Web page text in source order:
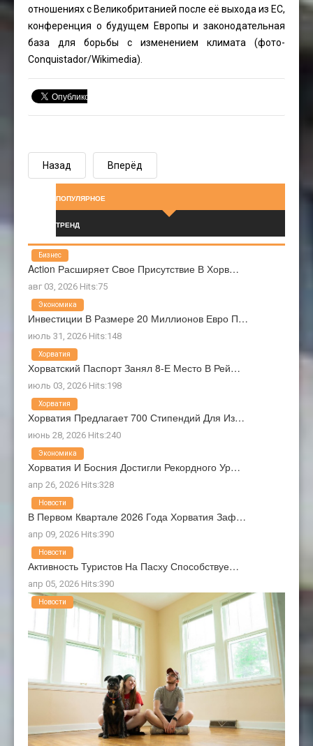
отношениях с Великобританией после её выхода из ЕС,
конференция о будущем Европы и законодательная
база для борьбы с изменением климата (фото-
Conquistador/Wikimedia).
Назад Вперёд
ПОПУЛЯРНОЕ
ТРЕНД
Action Расширяет Свое Присутствие В Хорв…
авг 03, 2026 Hits:75
Бизнес
Инвестиции В Размере 20 Миллионов Евро П…
июль 31, 2026 Hits:148
Экономика
Хорватский Паспорт Занял 8-Е Место В Рей…
июль 03, 2026 Hits:198
Хорватия
Хорватия Предлагает 700 Стипендий Для Из…
июнь 28, 2026 Hits:240
Хорватия
Хорватия И Босния Достигли Рекордного Ур…
апр 26, 2026 Hits:328
Экономика
В Первом Квартале 2026 Года Хорватия Заф…
апр 09, 2026 Hits:390
Новости
Активность Туристов На Пасху Способствуе…
апр 05, 2026 Hits:390
Новости
Новости